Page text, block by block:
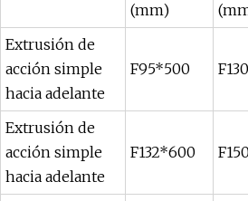
(mm)
Extrusión de
acción simple
hacia adelante
F95*500
Extrusión de
acción simple
hacia adelante
F132*600